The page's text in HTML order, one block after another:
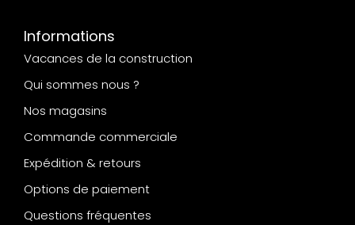
Informations
Vacances de la construction
Qui sommes nous ?
Nos magasins
Commande commerciale
Expédition & retours
Options de paiement
Questions fréquentes